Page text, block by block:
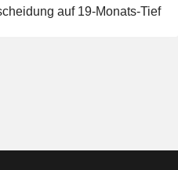
auf 19-Monats-Tief